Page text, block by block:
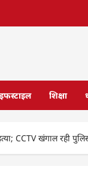
शिक्षा
CCTV खंगाल रही